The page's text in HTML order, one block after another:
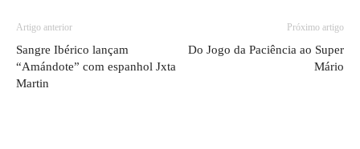
Artigo anterior
Sangre Ibérico lançam
“Amándote” com espanhol Jxta
Martin
Próximo artigo
Do Jogo da Paciência ao Super
Mário